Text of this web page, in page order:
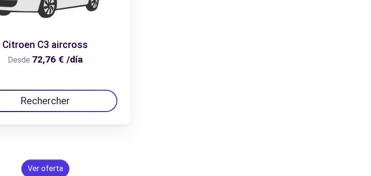
Citroen C3 aircross
Desde 72,76 € /día
Rechercher
Ver oferta